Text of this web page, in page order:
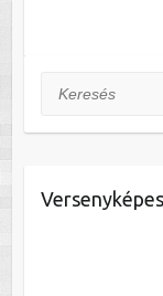
Keresés